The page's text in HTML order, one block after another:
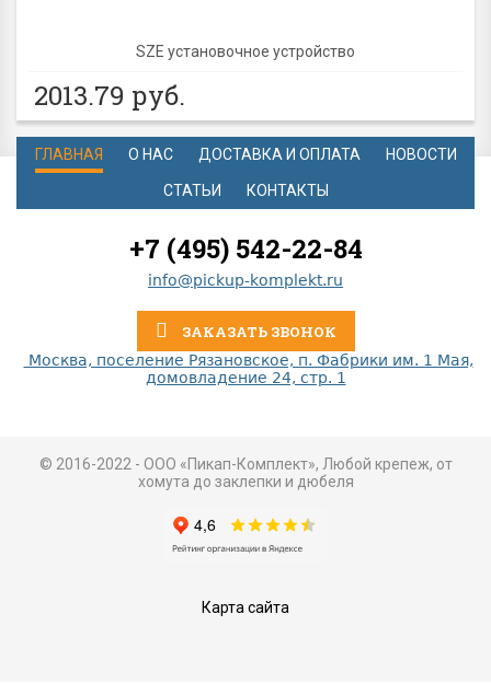
SZE установочное устройство
2013.79 руб.
ГЛАВНАЯ О НАС ДОСТАВКА И ОПЛАТА НОВОСТИ
СТАТЬИ КОНТАКТЫ
+7 (495) 542-22-84
info@pickup-komplekt.ru
ЗАКАЗАТЬ ЗВОНОК
Москва, поселение Рязановское, п. Фабрики им. 1 Мая,
домовладение 24, стр. 1
© 2016-2022 - ООО «Пикап-Комплект», Любой крепеж, от
хомута до заклепки и дюбеля
Карта сайта